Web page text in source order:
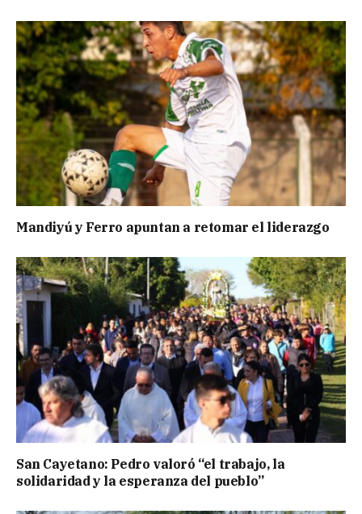
Mandiyú y Ferro apuntan a retomar el liderazgo
San Cayetano: Pedro valoró “el trabajo, la
solidaridad y la esperanza del pueblo”